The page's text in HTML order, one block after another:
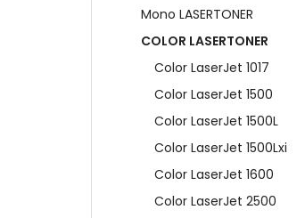
Mono LASERTONER
COLOR LASERTONER
Color LaserJet 1017
Color LaserJet 1500
Color LaserJet 1500L
Color LaserJet 1500Lxi
Color LaserJet 1600
Color LaserJet 2500